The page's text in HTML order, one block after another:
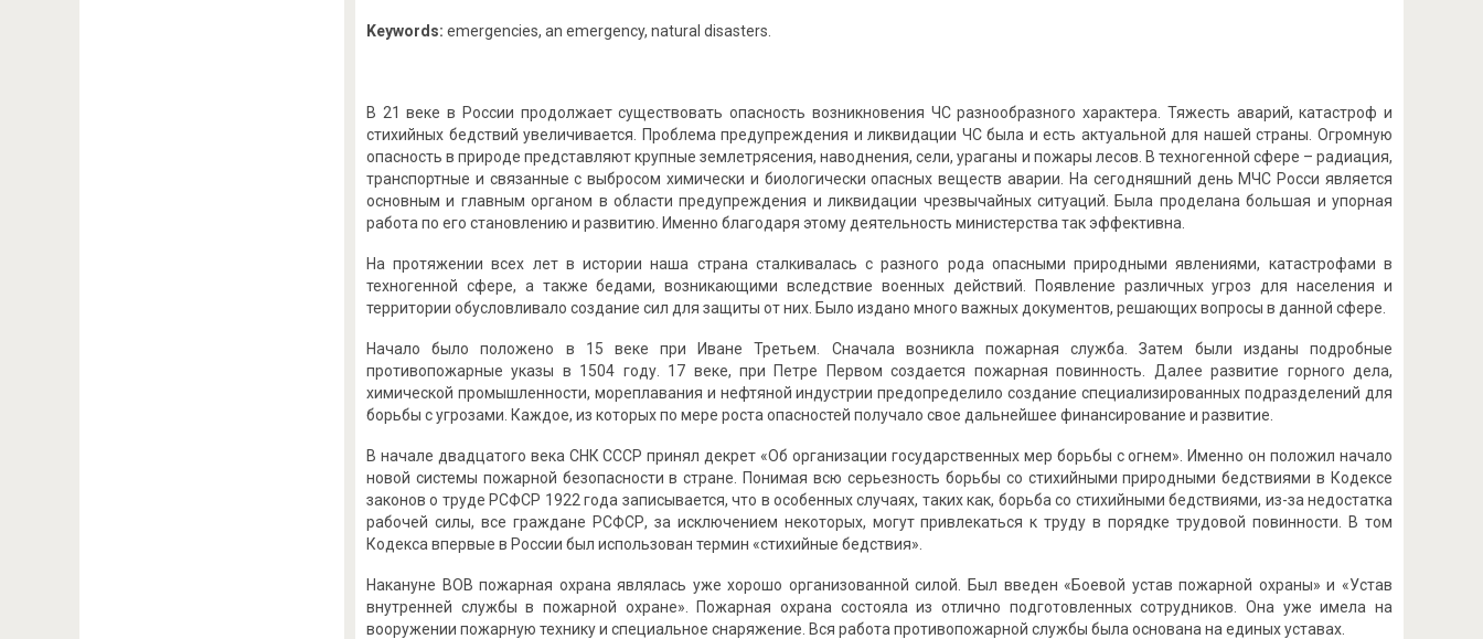
Keywords: emergencies, an emergency, natural disasters.
В 21 веке в России продолжает существовать опасность возникновения ЧС разнообразного характера. Тяжесть аварий, катастроф и
стихийных бедствий увеличивается. Проблема предупреждения и ликвидации ЧС была и есть актуальной для нашей страны. Огромную
опасность в природе представляют крупные землетрясения, наводнения, сели, ураганы и пожары лесов. В техногенной сфере – радиация,
транспортные и связанные с выбросом химически и биологически опасных веществ аварии. На сегодняшний день МЧС Росси является
основным и главным органом в области предупреждения и ликвидации чрезвычайных ситуаций. Была проделана большая и упорная
работа по его становлению и развитию. Именно благодаря этому деятельность министерства так эффективна.
На протяжении всех лет в истории наша страна сталкивалась с разного рода опасными природными явлениями, катастрофами в
техногенной сфере, а также бедами, возникающими вследствие военных действий. Появление различных угроз для населения и
территории обусловливало создание сил для защиты от них. Было издано много важных документов, решающих вопросы в данной сфере.
Начало было положено в 15 веке при Иване Третьем. Сначала возникла пожарная служба. Затем были изданы подробные
противопожарные указы в 1504 году. 17 веке, при Петре Первом создается пожарная повинность. Далее развитие горного дела,
химической промышленности, мореплавания и нефтяной индустрии предопределило создание специализированных подразделений для
борьбы с угрозами. Каждое, из которых по мере роста опасностей получало свое дальнейшее финансирование и развитие.
В начале двадцатого века СНК СССР принял декрет «Об организации государственных мер борьбы с огнем». Именно он положил начало
новой системы пожарной безопасности в стране. Понимая всю серьезность борьбы со стихийными природными бедствиями в Кодексе
законов о труде РСФСР 1922 года записывается, что в особенных случаях, таких как, борьба со стихийными бедствиями, из-за недостатка
рабочей силы, все граждане РСФСР, за исключением некоторых, могут привлекаться к труду в порядке трудовой повинности. В том
Кодекса впервые в России был использован термин «стихийные бедствия».
Накануне ВОВ пожарная охрана являлась уже хорошо организованной силой. Был введен «Боевой устав пожарной охраны» и «Устав
внутренней службы в пожарной охране». Пожарная охрана состояла из отлично подготовленных сотрудников. Она уже имела на
вооружении пожарную технику и специальное снаряжение. Вся работа противопожарной службы была основана на единых уставах.